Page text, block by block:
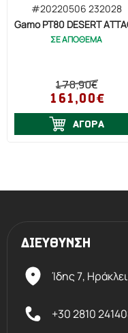
#20220506 232028
Gamo PT80 DESERT
ΣΕ ΑΠΟΘΕΜΑ
178,90€
161,00€
ΑΓΟΡΑ
ΔΙΕΥΘΥΝΣΗ
Ίδης 7,
+30 2810